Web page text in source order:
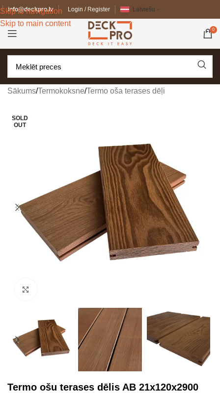
Skip to navigation
Skip to main content
info@deckpro.lv Login / Register Latviešu
0
Sākums/Termokoksne/Termo oša terases dēļi
SOLD
OUT
Termo ošu terases dēlis AB 21x120x2900